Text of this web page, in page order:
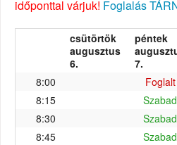
időponttal várjuk! Foglalás
csütörtök
augusztus
6.
péntek
7.
8:00
Foglalt
8:15
Szabad
8:30
Szabad
8:45
Szabad